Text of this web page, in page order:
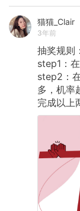
猫猫_Clair
3年前
抽奖规则：
step1：
step2：
多，机率
完成以上